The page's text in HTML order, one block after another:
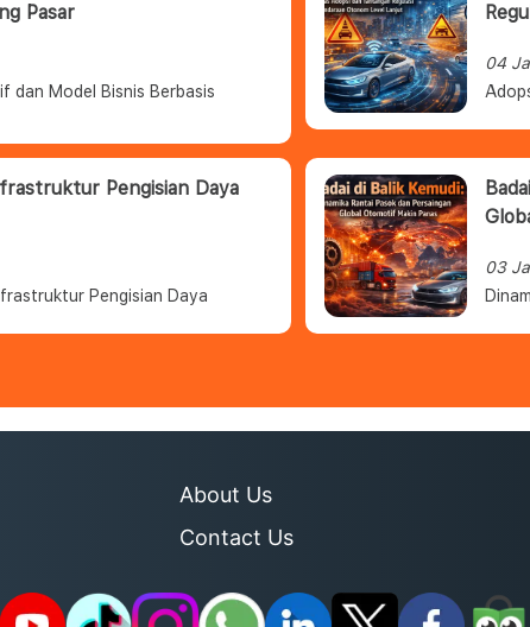
Pasar
dan Model Bisnis Berbasis
04
Pengisian Daya
Pengisian Daya
03
About Us
Contact Us